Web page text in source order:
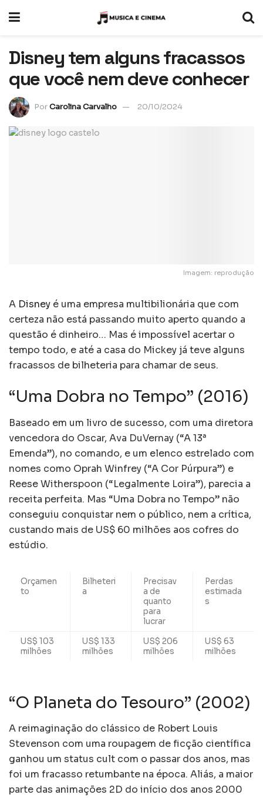
Disney tem alguns fracassos
que você nem deve conhecer
PorCarolina Carvalho 20/10/2024
Imagem: reprodução
A Disney é uma empresa multibilionária que com
certeza não está passando muito aperto quando a
questão é dinheiro… Mas é impossível acertar o
tempo todo, e até a casa do Mickey já teve alguns
fracassos de bilheteria para chamar de seus.
“Uma Dobra no Tempo” (2016)
Baseado em um livro de sucesso, com uma diretora
vencedora do Oscar, Ava DuVernay (“A 13ª
Emenda”), no comando, e um elenco estrelado com
nomes como Oprah Winfrey (“A Cor Púrpura”) e
Reese Witherspoon (“Legalmente Loira”), parecia a
receita perfeita. Mas “Uma Dobra no Tempo” não
conseguiu conquistar nem o público, nem a crítica,
custando mais de US$ 60 milhões aos cofres do
estúdio.
Orçamen
to
Bilheteri
a
Precisav
a de
quanto
para
lucrar
Perdas
estimada
s
US$ 103
milhões
US$ 133
milhões
US$ 206
milhões
US$ 63
milhões
“O Planeta do Tesouro” (2002)
A reimaginação do clássico de Robert Louis
Stevenson com uma roupagem de ficção científica
ganhou um status cult com o passar dos anos, mas
foi um fracasso retumbante na época. Aliás, a maior
parte das animações 2D do início dos anos 2000